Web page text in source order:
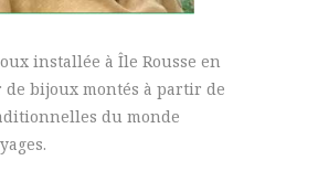
installée à Île Rousse en
de bijoux montés à partir de
du monde